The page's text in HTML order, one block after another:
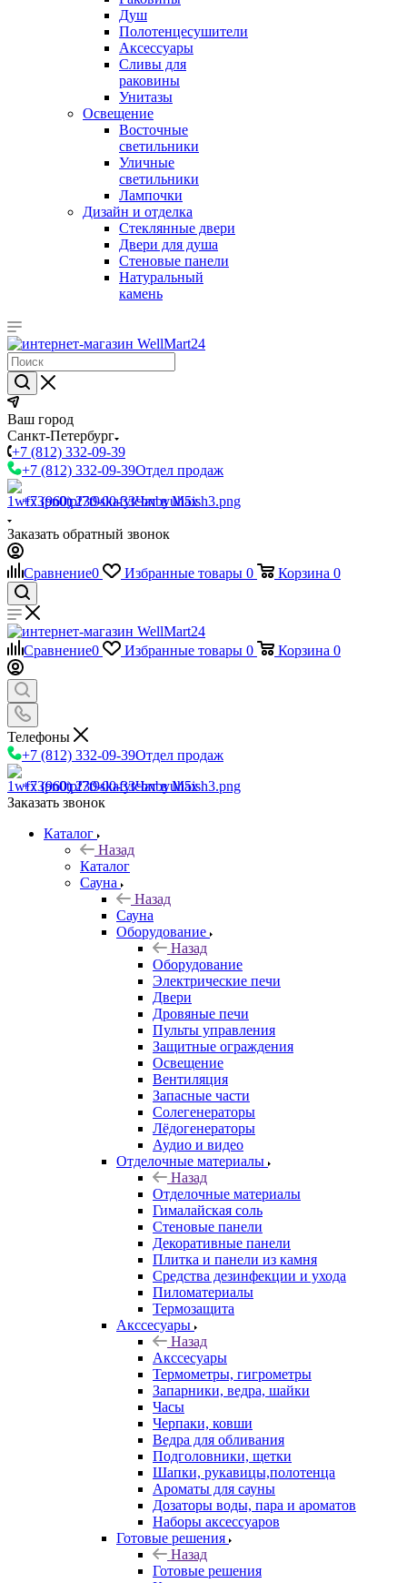
Душ
Полотенцесушители
Аксессуары
Сливы для
раковины
Унитазы
Освещение
Восточные
светильники
Уличные
светильники
Лампочки
Дизайн и отделка
Стеклянные двери
Двери для душа
Стеновые панели
Натуральный
камень
Ваш город
Санкт-Петербург
+7 (812) 332-09-39
+7 (812) 332-09-39Отдел продаж
+7 (960) 230-00-33Чат в Max
Заказать обратный звонок
Сравнение0 Избранные товары 0 Корзина 0
Сравнение0 Избранные товары 0 Корзина 0
Телефоны
+7 (812) 332-09-39Отдел продаж
+7 (960) 230-00-33Чат в Max
Заказать звонок
Каталог
Назад
Каталог
Сауна
Назад
Сауна
Оборудование
Назад
Оборудование
Электрические печи
Двери
Дровяные печи
Пульты управления
Защитные ограждения
Освещение
Вентиляция
Запасные части
Солегенераторы
Лёдогенераторы
Аудио и видео
Отделочные материалы
Назад
Отделочные материалы
Гималайская соль
Стеновые панели
Декоративные панели
Плитка и панели из камня
Средства дезинфекции и ухода
Пиломатериалы
Термозащита
Аксcесуары
Назад
Аксcесуары
Термометры, гигрометры
Запарники, ведра, шайки
Часы
Черпаки, ковши
Ведра для обливания
Подголовники, щетки
Шапки, рукавицы,полотенца
Ароматы для сауны
Дозаторы воды, пара и ароматов
Наборы аксессуаров
Готовые решения
Назад
Готовые решения